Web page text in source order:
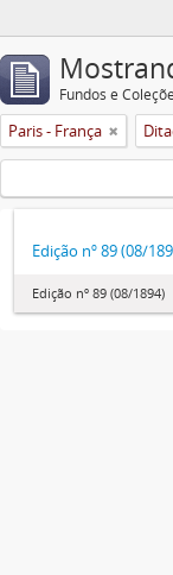
Fundos e
Paris - França
Edição nº 89 (08/
Edição nº 89 (08/1894)